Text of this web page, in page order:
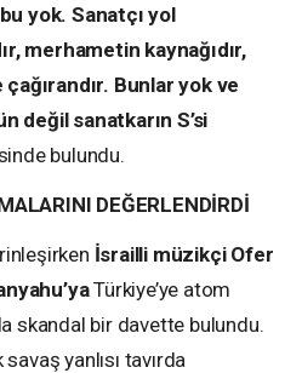
yok. Sanatçı yol
merhametin kaynağıdır,
Bunlar yok ve
değil sanatkarın S’si
bulundu.
DEĞERLENDİRDİ
İsrailli müzikçi Ofer
Türkiye’ye atom
skandal bir davette bulundu.
yanlısı tavırda